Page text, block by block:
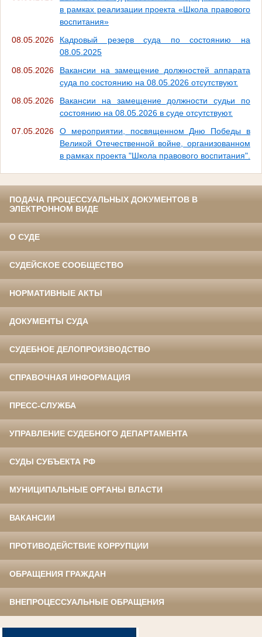
в рамках реализации проекта «Школа правового
воспитания»
08.05.2026
Кадровый резерв суда по состоянию на
08.05.2025
08.05.2026
Вакансии на замещение должностей аппарата
суда по состоянию на 08.05.2026 отсутствуют.
08.05.2026
Вакансии на замещение должности судьи по
состоянию на 08.05.2026 в суде отсутствуют.
07.05.2026
О мероприятии, посвященном Дню Победы в
Великой Отечественной войне, организованном
в рамках проекта "Школа правового воспитания".
ПОДАЧА ПРОЦЕССУАЛЬНЫХ ДОКУМЕНТОВ В
ЭЛЕКТРОННОМ ВИДЕ
О СУДЕ
СУДЕЙСКОЕ СООБЩЕСТВО
НОРМАТИВНЫЕ АКТЫ
ДОКУМЕНТЫ СУДА
СУДЕБНОЕ ДЕЛОПРОИЗВОДСТВО
СПРАВОЧНАЯ ИНФОРМАЦИЯ
ПРЕСС-СЛУЖБА
УПРАВЛЕНИЕ СУДЕБНОГО ДЕПАРТАМЕНТА
СУДЫ СУБЪЕКТА РФ
МУНИЦИПАЛЬНЫЕ ОРГАНЫ ВЛАСТИ
ВАКАНСИИ
ПРОТИВОДЕЙСТВИЕ КОРРУПЦИИ
ОБРАЩЕНИЯ ГРАЖДАН
ВНЕПРОЦЕССУАЛЬНЫЕ ОБРАЩЕНИЯ